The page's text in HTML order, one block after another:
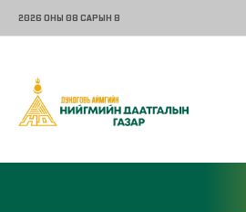
2026 ОНЫ 08 САРЫН 8